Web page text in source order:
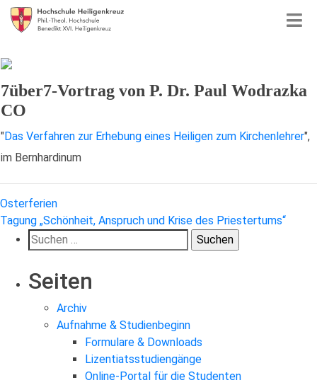
7über7-Vortrag von P. Dr. Paul Wodrazka
CO
"Das Verfahren zur Erhebung eines Heiligen zum Kirchenlehrer",
im Bernhardinum
Beitragsnavigation
Osterferien
Tagung „Schönheit, Anspruch und Krise des Priestertums“
Suchen
nach:
Seiten
Archiv
Aufnahme & Studienbeginn
Formulare & Downloads
Lizentiatsstudiengänge
Online-Portal für die Studenten